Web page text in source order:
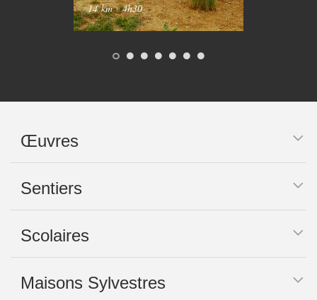
14 km·4h30
Œuvres
Sentiers
Scolaires
Maisons Sylvestres